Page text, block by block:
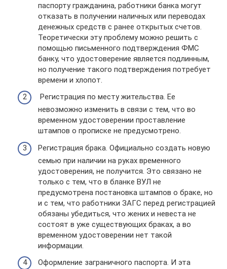
паспорту гражданина, работники банка могут
отказать в получении наличных или переводах
денежных средств с ранее открытых счетов.
Теоретически эту проблему можно решить с
помощью письменного подтверждения ФМС
банку, что удостоверение является подлинным,
но получение такого подтверждения потребует
времени и хлопот.
Регистрация по месту жительства. Ее
невозможно изменить в связи с тем, что во
временном удостоверении проставление
штампов о прописке не предусмотрено.
Регистрация брака. Официально создать новую
семью при наличии на руках временного
удостоверения, не получится. Это связано не
только с тем, что в бланке ВУЛ не
предусмотрена постановка штампов о браке, но
и с тем, что работники ЗАГС перед регистрацией
обязаны убедиться, что жених и невеста не
состоят в уже существующих браках, а во
временном удостоверении нет такой
информации.
Оформление заграничного паспорта. И эта